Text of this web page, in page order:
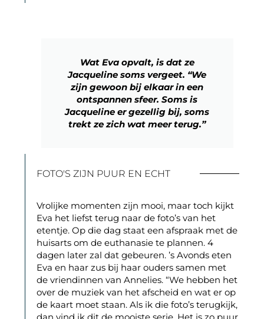
Wat Eva opvalt, is dat ze
Jacqueline soms vergeet. “We
zijn gewoon bij elkaar in een
ontspannen sfeer. Soms is
Jacqueline er gezellig bij, soms
trekt ze zich wat meer terug.”
FOTO'S ZIJN PUUR EN ECHT
Vrolijke momenten zijn mooi, maar toch kijkt
Eva het liefst terug naar de foto’s van het
etentje. Op die dag staat een afspraak met de
huisarts om de euthanasie te plannen. 4
dagen later zal dat gebeuren. ’s Avonds eten
Eva en haar zus bij haar ouders samen met
de vriendinnen van Annelies. “We hebben het
over de muziek van het afscheid en wat er op
de kaart moet staan. Als ik die foto’s terugkijk,